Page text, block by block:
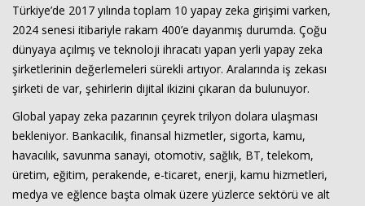
Türkiye’de 2017 yılında toplam 10 yapay zeka girişimi varken,
2024 senesi itibariyle rakam 400’e dayanmış durumda. Çoğu
dünyaya açılmış ve teknoloji ihracatı yapan yerli yapay zeka
şirketlerinin değerlemeleri sürekli artıyor. Aralarında iş zekası
şirketi de var, şehirlerin dijital ikizini çıkaran da bulunuyor.
Global yapay zeka pazarının çeyrek trilyon dolara ulaşması
bekleniyor. Bankacılık, finansal hizmetler, sigorta, kamu,
havacılık, savunma sanayi, otomotiv, sağlık, BT, telekom,
üretim, eğitim, perakende, e-ticaret, enerji, kamu hizmetleri,
medya ve eğlence başta olmak üzere yüzlerce sektörü ve alt